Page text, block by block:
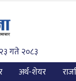
गते २०८३
अर्थ-शेयर